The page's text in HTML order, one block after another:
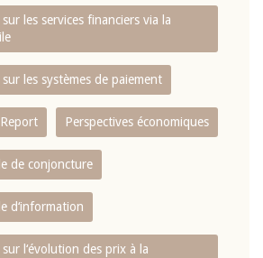
les services financiers via la
les systèmes de paiement
Perspectives économiques
de conjoncture
d‘information
l‘évolution des prix à la